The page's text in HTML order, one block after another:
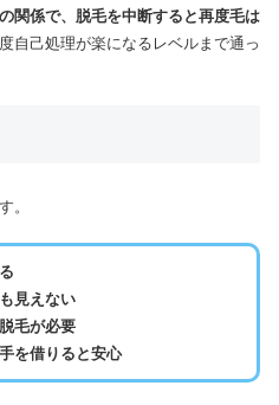
関係で、脱毛を中断すると再度毛は
自己処理が楽になるレベルまで通っ
。
見えない
毛が必要
を借りると安心